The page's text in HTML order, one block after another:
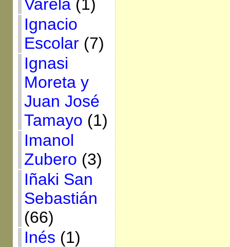
Varela(1)
Ignacio
Escolar(7)
Ignasi
Moreta y
Juan José
Tamayo (1)
Imanol
Zubero (3)
Iñaki San
Sebastián
(66)
Inés (1)